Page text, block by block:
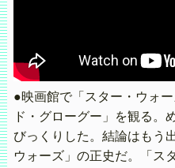
●映画館で「スター・ウォ
ド・グローグー」を観る。
びっくりした。結論はもう
ウォーズ」の正史だ。「ス